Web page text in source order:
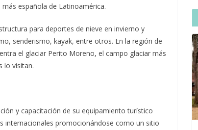
española de Latinoamérica.
para deportes de nieve en invierno y
senderismo, kayak, entre otros. En la región de
el glaciar Perito Moreno, el campo glaciar más
lo visitan.
y capacitación de su equipamiento turístico
internacionales promocionándose como un sitio